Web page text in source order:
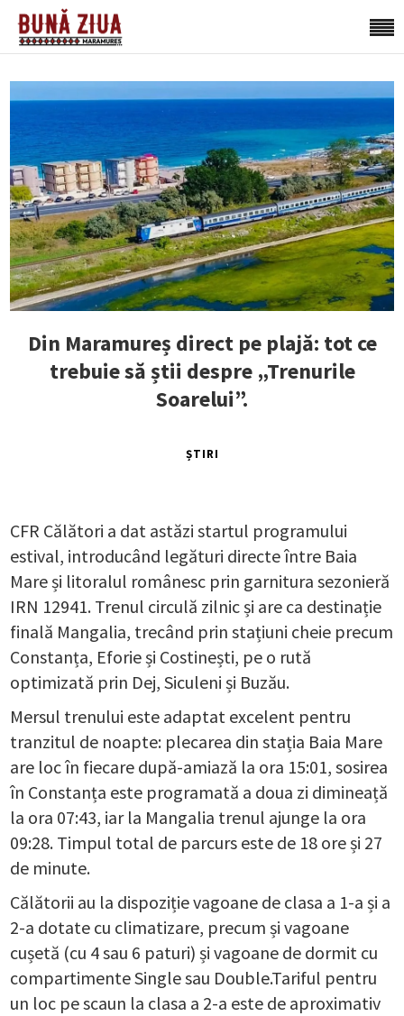
Din Maramureș direct pe plajă: tot ce
trebuie să știi despre „Trenurile
Soarelui”.
ȘTIRI
CFR Călători a dat astăzi startul programului
estival, introducând legături directe între Baia
Mare și litoralul românesc prin garnitura sezonieră
IRN 12941. Trenul circulă zilnic și are ca destinație
finală Mangalia, trecând prin stațiuni cheie precum
Constanța, Eforie și Costinești, pe o rută
optimizată prin Dej, Siculeni și Buzău.​
Mersul trenului este adaptat excelent pentru
tranzitul de noapte: plecarea din stația Baia Mare
are loc în fiecare după-amiază la ora 15:01, sosirea
în Constanța este programată a doua zi dimineață
la ora 07:43, iar la Mangalia trenul ajunge la ora
09:28. Timpul total de parcurs este de 18 ore și 27
de minute.
Călătorii au la dispoziție vagoane de clasa a 1-a și a
2-a dotate cu climatizare, precum și vagoane
cușetă (cu 4 sau 6 paturi) și vagoane de dormit cu
compartimente Single sau Double.​Tariful pentru
un loc pe scaun la clasa a 2-a este de aproximativ